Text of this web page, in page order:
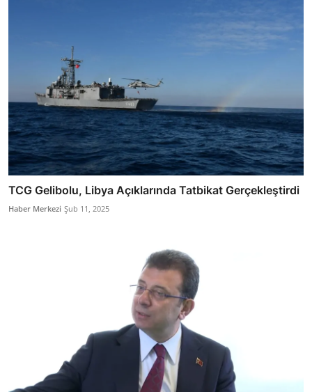
TCG Gelibolu, Libya Açıklarında Tatbikat Gerçekleştirdi
Haber Merkezi Şub 11, 2025